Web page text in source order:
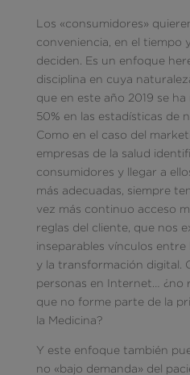
Los «consumidores»
conveniencia, en el tiempo
deciden. Es un enfoque
disciplina en cuya
que en este año 2019 se
50% en las estadísticas de
Como en el caso del
empresas de la salud
consumidores y llegar a
más adecuadas, siempre
vez más continuo acceso
reglas del cliente, que nos
inseparables vínculos entre
y la transformación digital.
personas en Internet… ¿no
que no forme parte de la
la Medicina?
Y este enfoque también
no «bajo demanda» del